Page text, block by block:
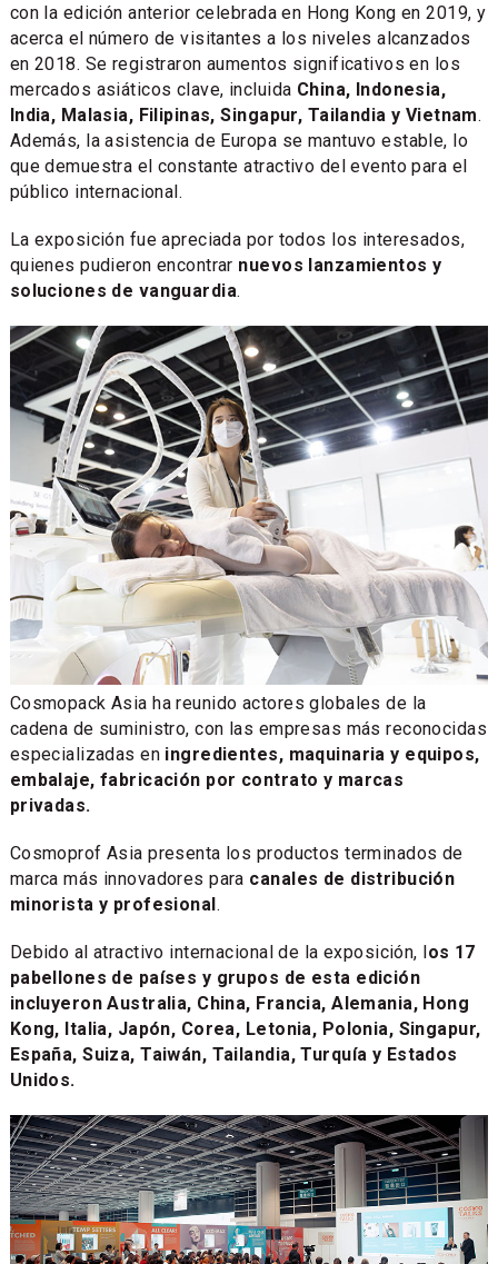
con la edición anterior celebrada en Hong Kong en 2019, y
acerca el número de visitantes a los niveles alcanzados
en 2018. Se registraron aumentos significativos en los
mercados asiáticos clave, incluida China, Indonesia,
India, Malasia, Filipinas, Singapur, Tailandia y Vietnam.
Además, la asistencia de Europa se mantuvo estable, lo
que demuestra el constante atractivo del evento para el
público internacional.
La exposición fue apreciada por todos los interesados,
quienes pudieron encontrar nuevos lanzamientos y
soluciones de vanguardia.
Cosmopack Asia ha reunido actores globales de la
cadena de suministro, con las empresas más reconocidas
especializadas en ingredientes, maquinaria y equipos,
embalaje, fabricación por contrato y marcas
privadas.
Cosmoprof Asia presenta los productos terminados de
marca más innovadores para canales de distribución
minorista y profesional.
Debido al atractivo internacional de la exposición, los 17
pabellones de países y grupos de esta edición
incluyeron Australia, China, Francia, Alemania, Hong
Kong, Italia, Japón, Corea, Letonia, Polonia, Singapur,
España, Suiza, Taiwán, Tailandia, Turquía y Estados
Unidos.